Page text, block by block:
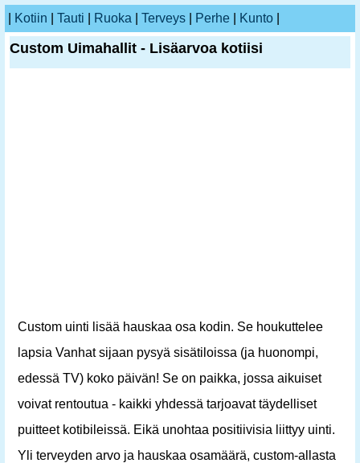
Kotiin Tauti Ruoka Terveys Perhe Kunto
Custom Uimahallit - Lisäarvoa kotiisi
Custom uinti lisää hauskaa osa kodin. Se houkuttelee
lapsia Vanhat sijaan pysyä sisätiloissa (ja huonompi,
edessä TV) koko päivän! Se on paikka, jossa aikuiset
voivat rentoutua - kaikki yhdessä tarjoavat täydelliset
puitteet kotibileissä. Eikä unohtaa positiivisia liittyy uinti.
Yli terveyden arvo ja hauskaa osamäärä, custom-allasta